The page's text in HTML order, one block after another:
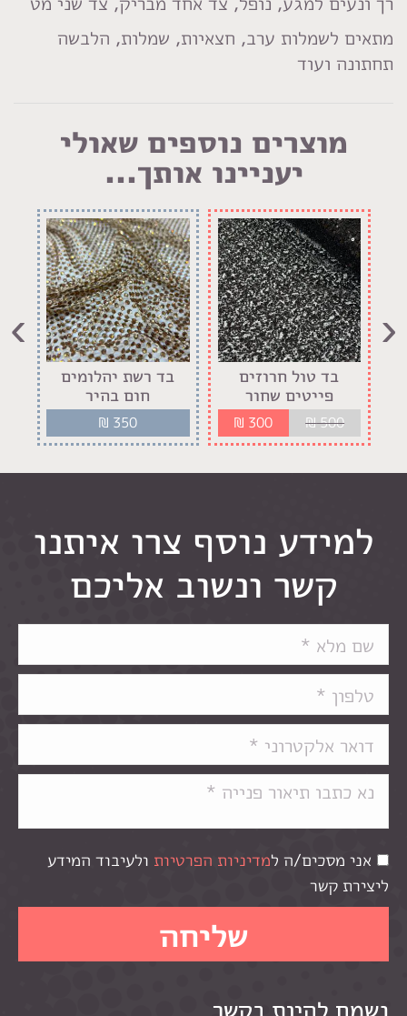
מתאים לשמלות ערב, חצאיות, שמלות, הלבשה
תחתונה ועוד
מוצרים נוספים שאולי
יעניינו אותך...
בד טול חרוזים
פייטים שחור
₪500
₪ 300
בד רשת יהלומים
חום בהיר
₪ 350
‹
›
למידע נוסף צרו איתנו
קשר ונשוב אליכם
אני מסכים/ה למדיניות הפרטיות ולעיבוד המידע
ליצירת קשר
נשמח להיות בקשר